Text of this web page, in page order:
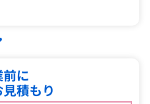
に
積もり